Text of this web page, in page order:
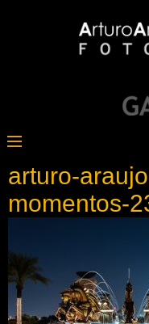
arturo-
momentos-